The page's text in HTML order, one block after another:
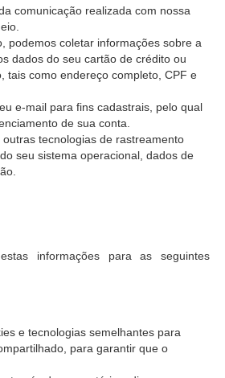
comunicação realizada com nossa
podemos coletar informações sobre a
dados do seu cartão de crédito ou
tais como endereço completo, CPF e
e-mail para fins cadastrais, pelo qual
de sua conta.
tecnologias de rastreamento
seu sistema operacional, dados de
informações para as seguintes
e tecnologias semelhantes para
para garantir que o